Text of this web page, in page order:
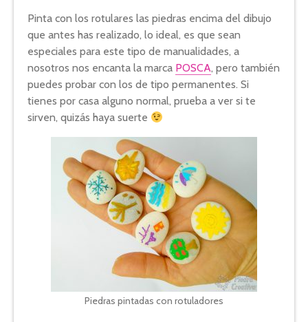
Pinta con los rotulares las piedras encima del dibujo
que antes has realizado, lo ideal, es que sean
especiales para este tipo de manualidades, a
nosotros nos encanta la marca POSCA, pero también
puedes probar con los de tipo permanentes. Si
tienes por casa alguno normal, prueba a ver si te
sirven, quizás haya suerte
Piedras pintadas con rotuladores